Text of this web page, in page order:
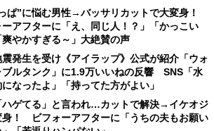
ぱ”に悩む男性→バッサリカットで大変身！
ーアフターに「え、同じ人！？」「かっこい
爽やかすぎる～」大絶賛の声
発生を受け《アイラップ》公式が紹介「ウォ
ブルタンク」に1.9万いいねの反響 SNS「水
なったよ」「持ってた方がよい」
ハゲてる」と言われ…カットで解決→イケオジ
身！ ビフォーアフターに「うちの夫もお願い